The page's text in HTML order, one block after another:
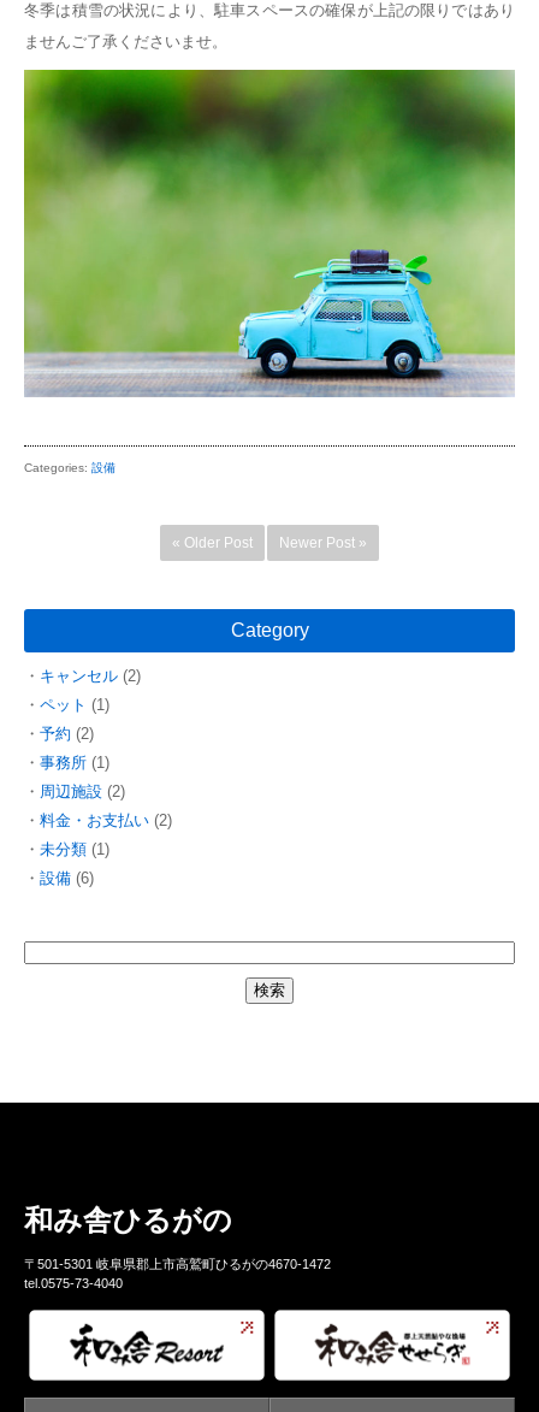
冬季は積雪の状況により、駐車スペースの確保が上記の限りではあり
ませんご了承くださいませ。
Categories: 設備
« Older Post Newer Post »
Category
キャンセル (2)
ペット (1)
予約 (2)
事務所 (1)
周辺施設 (2)
料金・お支払い (2)
未分類 (1)
設備 (6)
和み舎ひるがの
〒501-5301 岐阜県郡上市高鷲町ひるがの4670-1472
tel.0575-73-4040